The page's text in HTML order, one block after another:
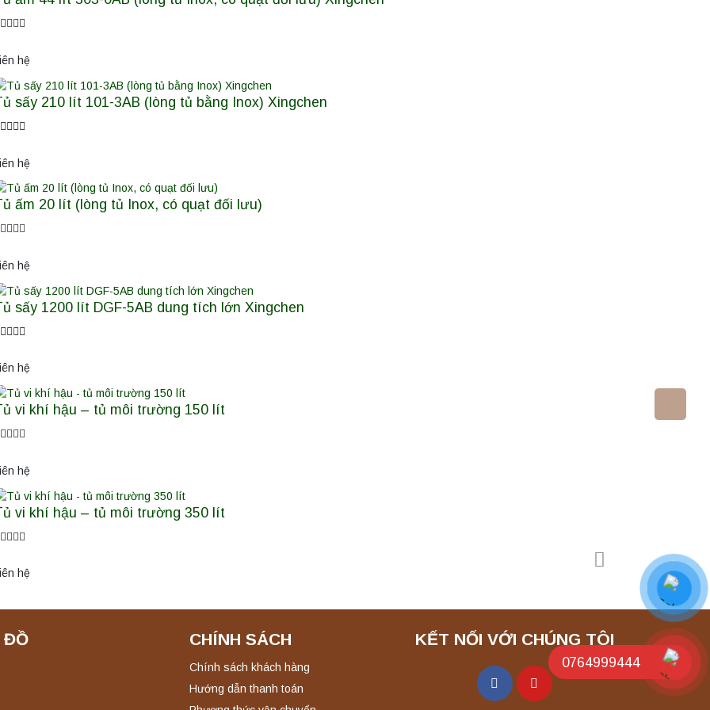
hệ
sấy 210 lít 101-3AB (lòng tủ bằng Inox) Xingchen
hệ
ấm 20 lít (lòng tủ Inox, có quạt đối lưu)
hệ
sấy 1200 lít DGF-5AB dung tích lớn Xingchen
hệ
vi khí hậu – tủ môi trường 150 lít
hệ
vi khí hậu – tủ môi trường 350 lít
hệ
ĐỒ CHÍNH SÁCH
Chính sách khách hàng
Hướng dẫn thanh toán
KẾT NỐI VỚI CHÚNG TÔI
0764999444